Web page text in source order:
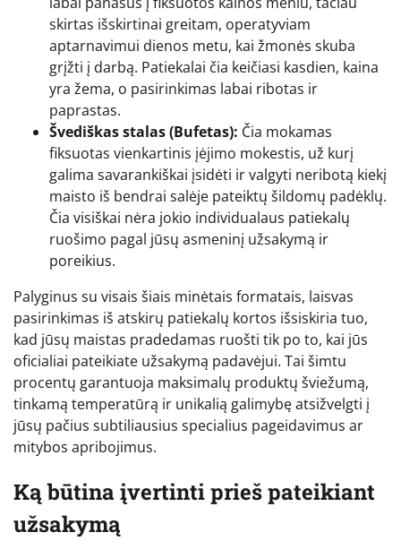
skirtas išskirtinai greitam, operatyviam
aptarnavimui dienos metu, kai žmonės skuba
grįžti į darbą. Patiekalai čia keičiasi kasdien, kaina
yra žema, o pasirinkimas labai ribotas ir
paprastas.
Švediškas stalas (Bufetas): Čia mokamas
fiksuotas vienkartinis įėjimo mokestis, už kurį
galima savarankiškai įsidėti ir valgyti neribotą kiekį
maisto iš bendrai salėje pateiktų šildomų padėklų.
Čia visiškai nėra jokio individualaus patiekalų
ruošimo pagal jūsų asmeninį užsakymą ir
poreikius.
Palyginus su visais šiais minėtais formatais, laisvas
pasirinkimas iš atskirų patiekalų kortos išsiskiria tuo,
kad jūsų maistas pradedamas ruošti tik po to, kai jūs
oficialiai pateikiate užsakymą padavėjui. Tai šimtu
procentų garantuoja maksimalų produktų šviežumą,
tinkamą temperatūrą ir unikalią galimybę atsižvelgti į
jūsų pačius subtiliausius specialius pageidavimus ar
mitybos apribojimus.
Ką būtina įvertinti prieš pateikiant
užsakymą